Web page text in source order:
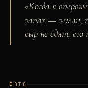
«Когда я
запах — земли,
сыр не едят,
ФОТО